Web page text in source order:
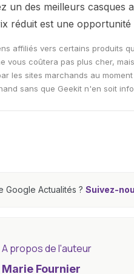
un des meilleurs
réduit est une
affiliés vers certains produits
vous coûtera pas plus cher,
les sites marchands au
sans que Geekit n'en soit
Google Actualités ? Suivez-
A propos de l'auteur
Marie Fournier